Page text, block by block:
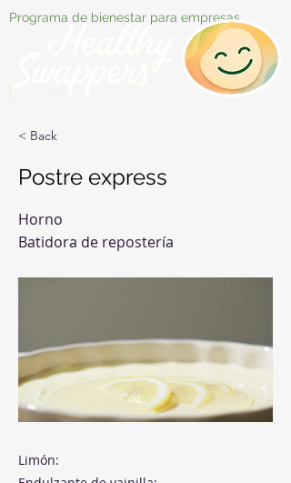
Programa de bienestar para empresas
< Back
Postre express
Horno
Batidora de repostería
Limón: